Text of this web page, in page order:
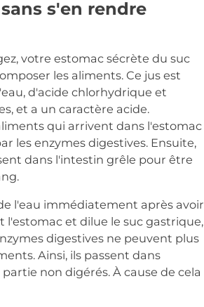
s'en rendre
votre estomac sécrète du suc
les aliments. Ce jus est
d'acide chlorhydrique et
et a un caractère acide.
qui arrivent dans l'estomac
les enzymes digestives. Ensuite,
dans l'intestin grêle pour être
l'eau immédiatement après avoir
l'estomac et dilue le suc gastrique,
digestives ne peuvent plus
Ainsi, ils passent dans
non digérés. À cause de cela